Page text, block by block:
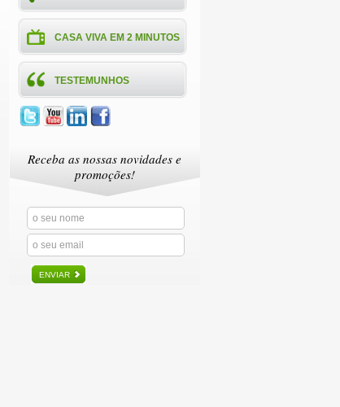
CASA VIVA EM 2 MINUTOS
TESTEMUNHOS
Receba as nossas novidades e
promoções!
ENVIAR